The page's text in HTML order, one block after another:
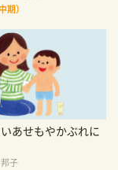
期）
あせもやかぶれに
子